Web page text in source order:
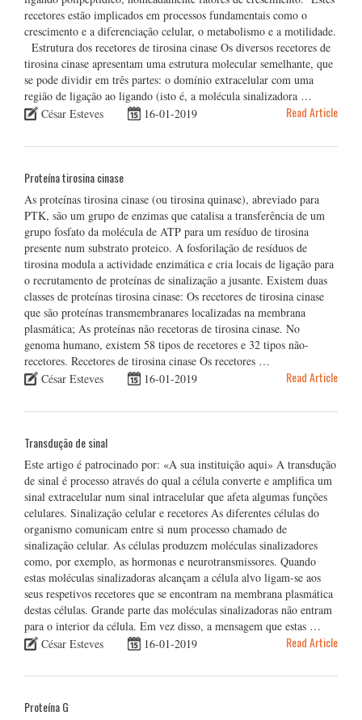
recetores estão implicados em processos fundamentais como o
crescimento e a diferenciação celular, o metabolismo e a motilidade.
Estrutura dos recetores de tirosina cinase Os diversos recetores de
tirosina cinase apresentam uma estrutura molecular semelhante, que
se pode dividir em três partes: o domínio extracelular com uma
região de ligação ao ligando (isto é, a molécula sinalizadora …
César Esteves
16-01-2019 Read Article
Proteína tirosina cinase
As proteínas tirosina cinase (ou tirosina quinase), abreviado para
PTK, são um grupo de enzimas que catalisa a transferência de um
grupo fosfato da molécula de ATP para um resíduo de tirosina
presente num substrato proteico. A fosforilação de resíduos de
tirosina modula a actividade enzimática e cria locais de ligação para
o recrutamento de proteínas de sinalização a jusante. Existem duas
classes de proteínas tirosina cinase: Os recetores de tirosina cinase
que são proteínas transmembranares localizadas na membrana
plasmática; As proteínas não recetoras de tirosina cinase. No
genoma humano, existem 58 tipos de recetores e 32 tipos não-
recetores. Recetores de tirosina cinase Os recetores …
César Esteves
16-01-2019 Read Article
Transdução de sinal
Este artigo é patrocinado por: «A sua instituição aqui» A transdução
de sinal é processo através do qual a célula converte e amplifica um
sinal extracelular num sinal intracelular que afeta algumas funções
celulares. Sinalização celular e recetores As diferentes células do
organismo comunicam entre si num processo chamado de
sinalização celular. As células produzem moléculas sinalizadores
como, por exemplo, as hormonas e neurotransmissores. Quando
estas moléculas sinalizadoras alcançam a célula alvo ligam-se aos
seus respetivos recetores que se encontram na membrana plasmática
destas células. Grande parte das moléculas sinalizadoras não entram
para o interior da célula. Em vez disso, a mensagem que estas …
César Esteves
16-01-2019 Read Article
Proteína G